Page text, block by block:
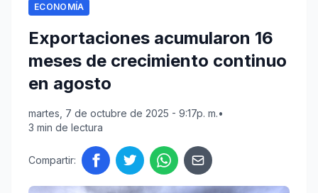
ECONOMÍA
Exportaciones acumularon 16
meses de crecimiento continuo
en agosto
martes, 7 de octubre de 2025 - 9:17p. m.•
3 min de lectura
Compartir: